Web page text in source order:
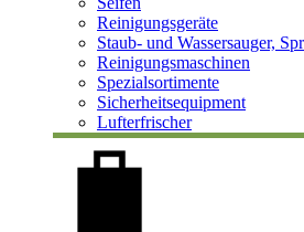
Reinigungsgeräte
Staub- und Wassersauger,
Reinigungsmaschinen
Spezialsortimente
Sicherheitsequipment
Lufterfrischer